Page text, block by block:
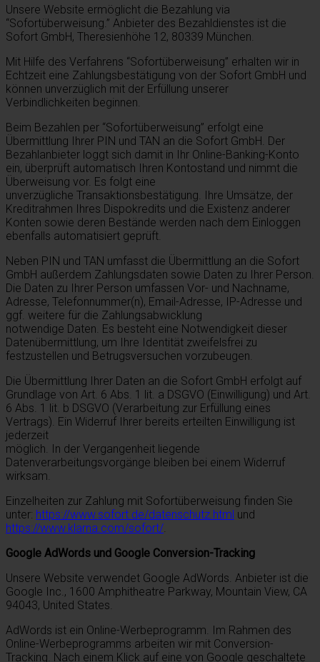
Unsere Website ermöglicht die Bezahlung via
“Sofortüberweisung.” Anbieter des Bezahldienstes ist die
Sofort GmbH, Theresienhöhe 12, 80339 München.
Mit Hilfe des Verfahrens “Sofortüberweisung” erhalten wir in
Echtzeit eine Zahlungsbestätigung von der Sofort GmbH und
können unverzüglich mit der Erfüllung unserer
Verbindlichkeiten beginnen.
Beim Bezahlen per “Sofortüberweisung” erfolgt eine
Übermittlung Ihrer PIN und TAN an die Sofort GmbH. Der
Bezahlanbieter loggt sich damit in Ihr Online-Banking-Konto
ein, überprüft automatisch Ihren Kontostand und nimmt die
Überweisung vor. Es folgt eine
unverzügliche Transaktionsbestätigung. Ihre Umsätze, der
Kreditrahmen Ihres Dispokredits und die Existenz anderer
Konten sowie deren Bestände werden nach dem Einloggen
ebenfalls automatisiert geprüft.
Neben PIN und TAN umfasst die Übermittlung an die Sofort
GmbH außerdem Zahlungsdaten sowie Daten zu Ihrer Person.
Die Daten zu Ihrer Person umfassen Vor- und Nachname,
Adresse, Telefonnummer(n), Email-Adresse, IP-Adresse und
ggf. weitere für die Zahlungsabwicklung
notwendige Daten. Es besteht eine Notwendigkeit dieser
Datenübermittlung, um Ihre Identität zweifelsfrei zu
festzustellen und Betrugsversuchen vorzubeugen.
Die Übermittlung Ihrer Daten an die Sofort GmbH erfolgt auf
Grundlage von Art. 6 Abs. 1 lit. a DSGVO (Einwilligung) und Art.
6 Abs. 1 lit. b DSGVO (Verarbeitung zur Erfüllung eines
Vertrags). Ein Widerruf Ihrer bereits erteilten Einwilligung ist
jederzeit
möglich. In der Vergangenheit liegende
Datenverarbeitungsvorgänge bleiben bei einem Widerruf
wirksam.
Einzelheiten zur Zahlung mit Sofortüberweisung finden Sie
unter: https://www.sofort.de/datenschutz.html und
https://www.klarna.com/sofort/.
Google AdWords und Google Conversion-Tracking
Unsere Website verwendet Google AdWords. Anbieter ist die
Google Inc., 1600 Amphitheatre Parkway, Mountain View, CA
94043, United States.
AdWords ist ein Online-Werbeprogramm. Im Rahmen des
Online-Werbeprogramms arbeiten wir mit Conversion-
Tracking. Nach einem Klick auf eine von Google geschaltete